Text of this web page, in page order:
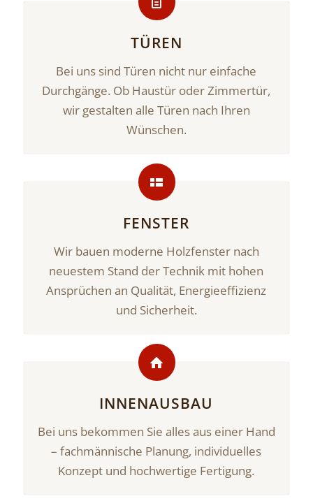
TÜREN
Bei uns sind Türen nicht nur einfache
Durchgänge. Ob Haustür oder Zimmertür,
wir gestalten alle Türen nach Ihren
Wünschen.
FENSTER
Wir bauen moderne Holzfenster nach
neuestem Stand der Technik mit hohen
Ansprüchen an Qualität, Energieeffizienz
und Sicherheit.
INNENAUSBAU
Bei uns bekommen Sie alles aus einer Hand
– fachmännische Planung, individuelles
Konzept und hochwertige Fertigung.